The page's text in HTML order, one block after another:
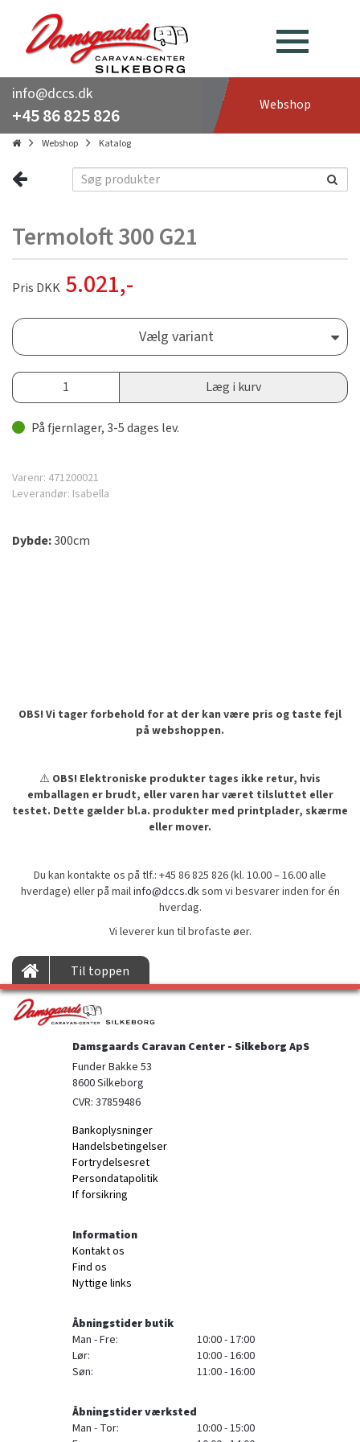
info@dccs.dk
+45 86 825 826 Webshop
Webshop Katalog
Termoloft 300 G21
Pris DKK 5.021,-
Vælg variant
Læg i kurv
På fjernlager, 3-5 dages lev.
Varenr: 471200021
Leverandør: Isabella
Dybde:300cm
OBS! Vi tager forbehold for at der kan være pris og taste fejl
på webshoppen.
⚠️ OBS! Elektroniske produkter tages ikke retur, hvis
emballagen er brudt, eller varen har været tilsluttet eller
testet. Dette gælder bl.a. produkter med printplader, skærme
eller mover.
Du kan kontakte os på tlf.: +45 86 825 826 (kl. 10.00 – 16.00 alle
hverdage) eller på mailinfo@dccs.dksom vi besvarer inden for én
hverdag.
Vi leverer kun til brofaste øer.
Til toppen
Damsgaards Caravan Center - Silkeborg ApS
Funder Bakke 53
8600 Silkeborg
CVR: 37859486
Bankoplysninger
Handelsbetingelser
Fortrydelsesret
Persondatapolitik
If forsikring
Information
Kontakt os
Find os
Nyttige links
Åbningstider butik
Man - Fre:
10:00 - 17:00
Lør:
10:00 - 16:00
Søn:
11:00 - 16:00
Åbningstider værksted
Man - Tor:
10:00 - 15:00